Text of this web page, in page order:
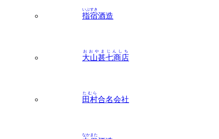
指宿
いぶすき
酒造
大山甚七商店
おおやまじんしち
田村
たむら
合名会社
なかまた